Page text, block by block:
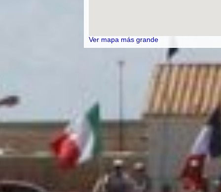
Ver mapa más grande